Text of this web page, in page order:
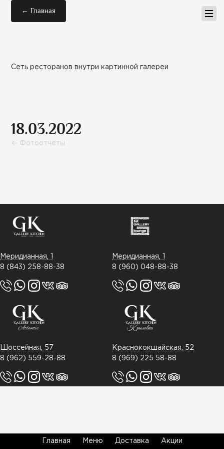
← Главная
Главная Меню Доставка Акции
Сеть ресторанов внутри картинной галереи
18.03.2022
← Фотоотчеты
Меридианная, 1
8 (843) 258-88-38
Меридианная, 1
8 (960) 048-88-38
Шоссейная, 57
8 (962) 559-28-88
Краснококшайская, 52
8 (969) 225 58-88